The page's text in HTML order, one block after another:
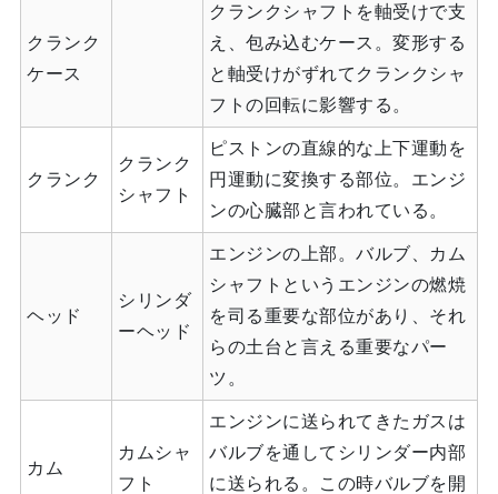
クランク
ケース
クランクシャフトを軸受けで支
え、包み込むケース。変形する
と軸受けがずれてクランクシャ
フトの回転に影響する。
クランク
クランク
シャフト
ピストンの直線的な上下運動を
円運動に変換する部位。エンジ
ンの心臓部と言われている。
ヘッド
シリンダ
ーヘッド
エンジンの上部。バルブ、カム
シャフトというエンジンの燃焼
を司る重要な部位があり、それ
らの土台と言える重要なパー
ツ。
カム
カムシャ
フト
エンジンに送られてきたガスは
バルブを通してシリンダー内部
に送られる。この時バルブを開